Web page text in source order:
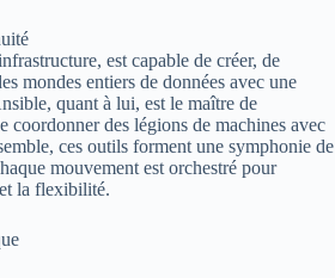
est capable de créer, de
mondes entiers de données avec une
quant à lui, est le maître de
coordonner des légions de machines avec
ces outils forment une symphonie de
mouvement est orchestré pour
la flexibilité.